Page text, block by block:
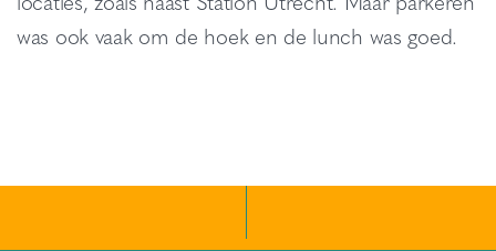
was ook vaak om de hoek en de lunch was goed.